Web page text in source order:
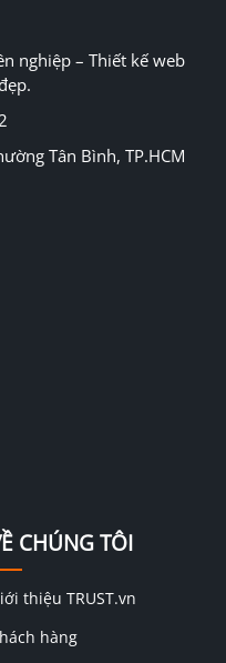
nghiệp – Thiết kế web
Tân Bình, TP.HCM
CHÚNG TÔI
thiệu TRUST.vn
hàng